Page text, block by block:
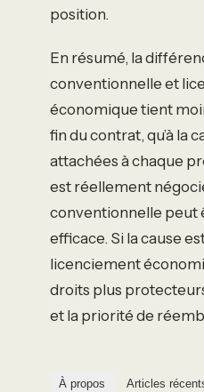
position.
En résumé, la
conventionnelle et
économique tient
fin du contrat, qu’à la
attachées à chaque
est réellement
conventionnelle peut
efficace. Si la cause
licenciement
droits plus
et la priorité de
À propos Articles